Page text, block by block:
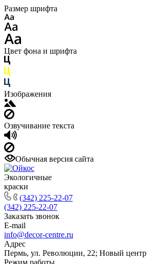
Размер шрифта
Цвет фона и шрифта
Изображения
Озвучивание текста
Обычная версия сайта
Экологичные
краски
(342) 225-22-07
(342) 225-22-07
Заказать звонок
E-mail
info@decor-centre.ru
Адрес
Пермь, ул. Революции, 22; Новый центр
Режим работы